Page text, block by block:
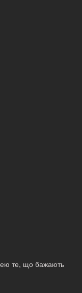
те, що бажають